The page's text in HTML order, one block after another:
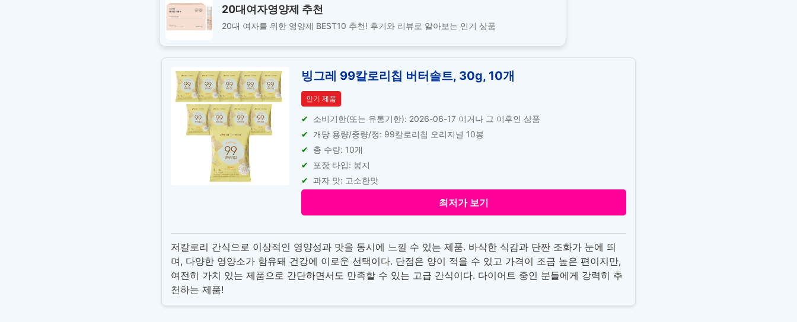
20대여자영양제 추천
20대 여자를 위한 영양제 BEST10 추천! 후기와 리뷰로 알아보는 인기 상품
빙그레 99칼로리칩 버터솔트, 30g, 10개
인기 제품
소비기한(또는 유통기한): 2026-06-17 이거나 그 이후인 상품
개당 용량/중량/정: 99칼로리칩 오리지널 10봉
총 수량: 10개
포장 타입: 봉지
과자 맛: 고소한맛
최저가 보기
저칼로리 간식으로 이상적인 영양성과 맛을 동시에 느낄 수 있는 제품. 바삭한 식감과 단짠 조화가 눈에 띄
며, 다양한 영양소가 함유돼 건강에 이로운 선택이다. 단점은 양이 적을 수 있고 가격이 조금 높은 편이지만,
여전히 가치 있는 제품으로 간단하면서도 만족할 수 있는 고급 간식이다. 다이어트 중인 분들에게 강력히 추
천하는 제품!